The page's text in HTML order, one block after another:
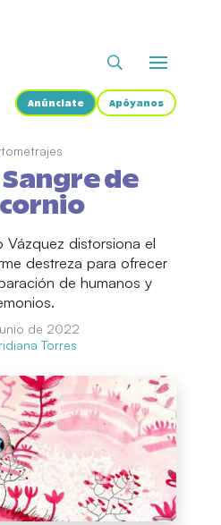
Anúnciate Apóyanos
de
Vázquez distorsiona el
destreza para ofrecer
de humanos y
de 2022
Torres